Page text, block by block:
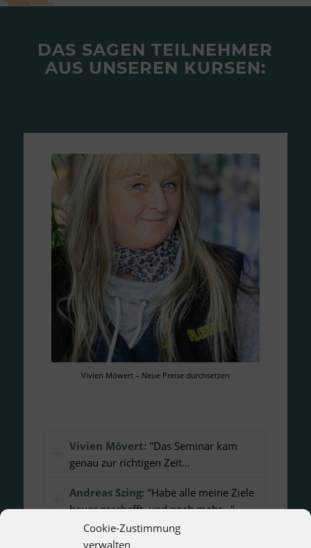
Cookie-Zustimmung
verwalten
DAS SAGEN TEILNEHMER
AUS UNSEREN KURSEN:
Vivien Möwert – Neue Preise durchsetzen
Vivien Mövert: "Das Seminar kam
genau zur richtigen Zeit...
Andreas Szing: "Habe alle meine Ziele
heuer geschafft, und noch mehr..."
Kathrin Sell
: "Ein sehr gutes